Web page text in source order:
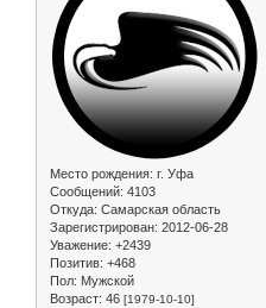
Место рождения: г. Уфа
Сообщений: 4103
Откуда: Самарская область
Зарегистрирован: 2012-06-28
Уважение: +2439
Позитив: +468
Пол: Мужской
Возраст: 46 [1979-10-10]